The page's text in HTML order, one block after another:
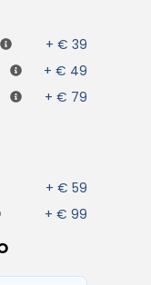
+ € 39
+ € 49
+ € 79
+ € 59
+ € 99